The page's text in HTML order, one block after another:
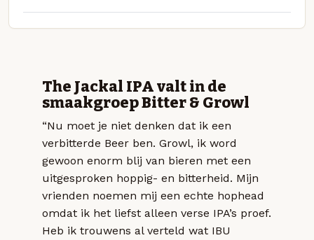
The Jackal IPA valt in de
smaakgroep Bitter & Growl
“Nu moet je niet denken dat ik een
verbitterde Beer ben. Growl, ik word
gewoon enorm blij van bieren met een
uitgesproken hoppig- en bitterheid. Mijn
vrienden noemen mij een echte hophead
omdat ik het liefst alleen verse IPA’s proef.
Heb ik trouwens al verteld wat IBU